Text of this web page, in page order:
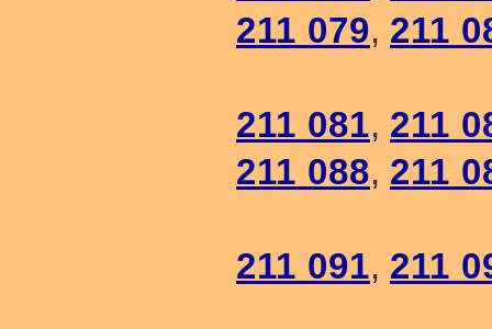
211 079, 211
211 081, 211
211 088, 211
211 091, 211